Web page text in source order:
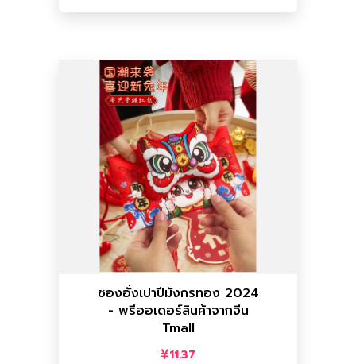
ซองอั่งเปาปีมังกรทอง 2024
- พรีออเดอร์สินค้าจากจีน
Tmall
11.37
ซองอั่งเปาปีมังกรทอง 2024 - พรีออ
เดอร์สินค้าจากจีน Tmall
อื่นๆ
ราคาจีน : 11.37
ราคาไทย :58.67 บาท
เพิ่มลงตะกร้า
เพิ่มลงตะกร้า